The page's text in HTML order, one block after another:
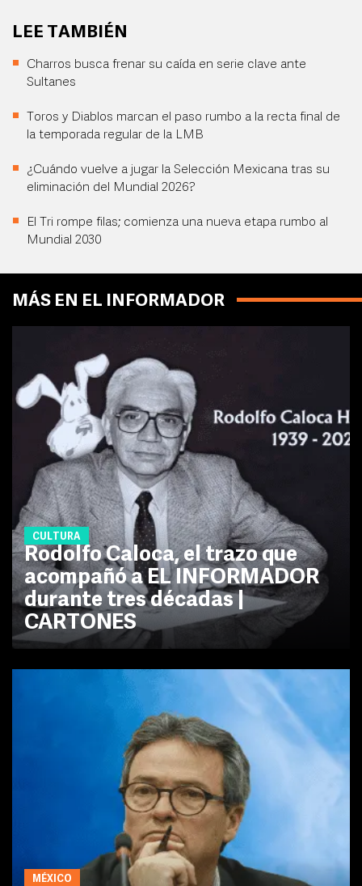
LEE TAMBIÉN
Charros busca frenar su caída en serie clave ante
Sultanes
Toros y Diablos marcan el paso rumbo a la recta final de
la temporada regular de la LMB
¿Cuándo vuelve a jugar la Selección Mexicana tras su
eliminación del Mundial 2026?
El Tri rompe filas; comienza una nueva etapa rumbo al
Mundial 2030
MÁS EN EL INFORMADOR
CULTURA
Rodolfo Caloca, el trazo que
acompañó a EL INFORMADOR
durante tres décadas |
CARTONES
MÉXICO